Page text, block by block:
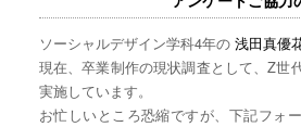
ソーシャルデザイン学科4年の 浅田真優
現在、卒業制作の現状調査として、Z世
実施しています。
お忙しいところ恐縮ですが、下記フォ